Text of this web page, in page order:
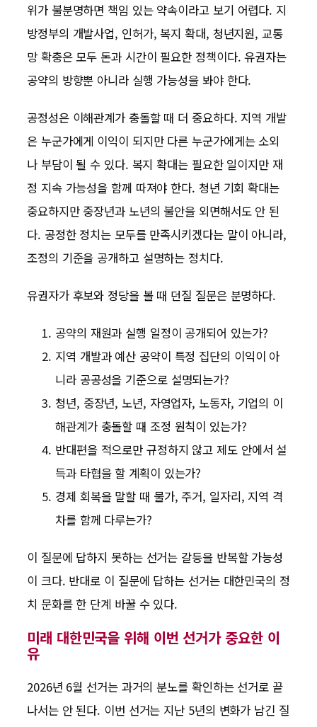
위가 불분명하면 책임 있는 약속이라고 보기 어렵다. 지
방정부의 개발사업, 인허가, 복지 확대, 청년지원, 교통
망 확충은 모두 돈과 시간이 필요한 정책이다. 유권자는
공약의 방향뿐 아니라 실행 가능성을 봐야 한다.
공정성은 이해관계가 충돌할 때 더 중요하다. 지역 개발
은 누군가에게 이익이 되지만 다른 누군가에게는 소외
나 부담이 될 수 있다. 복지 확대는 필요한 일이지만 재
정 지속 가능성을 함께 따져야 한다. 청년 기회 확대는
중요하지만 중장년과 노년의 불안을 외면해서도 안 된
다. 공정한 정치는 모두를 만족시키겠다는 말이 아니라,
조정의 기준을 공개하고 설명하는 정치다.
유권자가 후보와 정당을 볼 때 던질 질문은 분명하다.
공약의 재원과 실행 일정이 공개되어 있는가?
지역 개발과 예산 공약이 특정 집단의 이익이 아
니라 공공성을 기준으로 설명되는가?
청년, 중장년, 노년, 자영업자, 노동자, 기업의 이
해관계가 충돌할 때 조정 원칙이 있는가?
반대편을 적으로만 규정하지 않고 제도 안에서 설
득과 타협을 할 계획이 있는가?
경제 회복을 말할 때 물가, 주거, 일자리, 지역 격
차를 함께 다루는가?
이 질문에 답하지 못하는 선거는 갈등을 반복할 가능성
이 크다. 반대로 이 질문에 답하는 선거는 대한민국의 정
치 문화를 한 단계 바꿀 수 있다.
미래 대한민국을 위해 이번 선거가 중요한 이
유
2026년 6월 선거는 과거의 분노를 확인하는 선거로 끝
나서는 안 된다. 이번 선거는 지난 5년의 변화가 남긴 질